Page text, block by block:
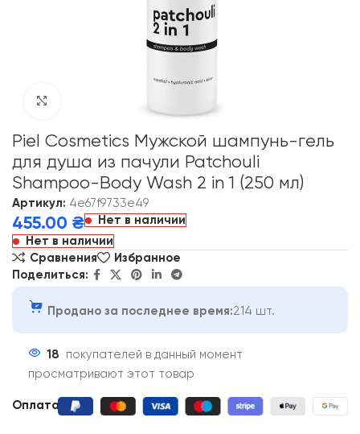
Piel Cosmetics Мужской шампунь-гель
для душа из пачули Patchouli
Shampoo-Body Wash 2 in 1 (250 мл)
Артикул: 4e67f9733e49
455.00 ₴
Нет в наличии
Нет в наличии
Сравнения
Избранное
Поделиться:
Продано за последнее время:214 шт.
18
покупателей в данный момент
просматривают этот товар
Оплата: